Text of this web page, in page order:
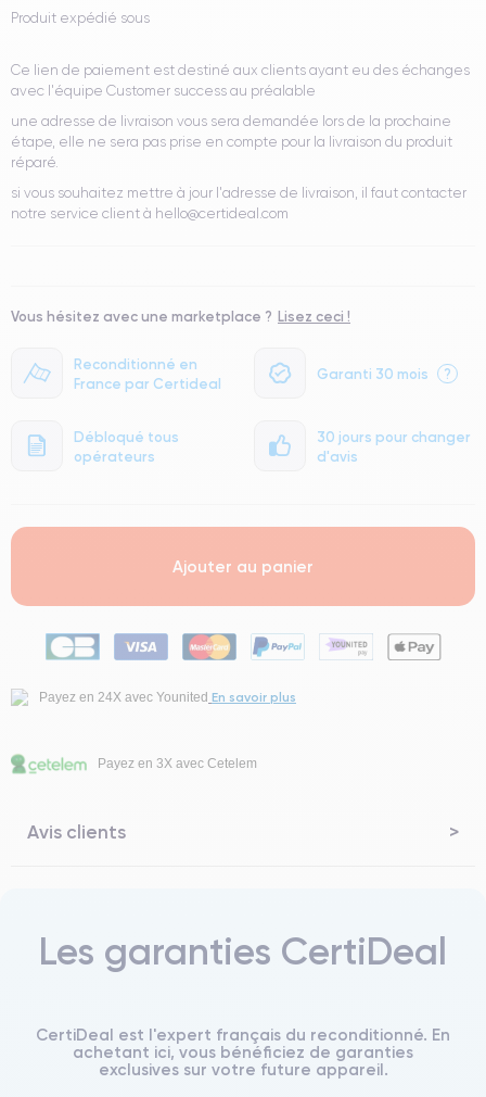
Produit expédié sous
Ce lien de paiement est destiné aux clients ayant eu des échanges
avec l'équipe Customer success au préalable
une adresse de livraison vous sera demandée lors de la prochaine
étape, elle ne sera pas prise en compte pour la livraison du produit
réparé.
si vous souhaitez mettre à jour l'adresse de livraison, il faut contacter
notre service client à hello@certideal.com
Reconditionné en
France par Certideal
Garanti 30 mois ?
Débloqué tous
opérateurs
30 jours pour changer
d'avis
Vous hésitez avec une marketplace ? Lisez ceci !
Ajouter au panier
Payez en 24X avec Younited En savoir plus
Payez en 3X avec Cetelem
Avis clients
Les garanties CertiDeal
CertiDeal est l'expert français du reconditionné. En
achetant ici, vous bénéficiez de garanties
exclusives sur votre future appareil.